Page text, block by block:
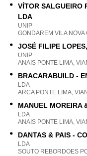
VÍTOR SALGUEIRO
LDA
UNIP
GONDAREM VILA
JOSÉ FILIPE
UNIP
ANAIS PONTE LIMA,
BRACARABUILD -
LDA
ARCA PONTE LIMA,
MANUEL MOREIRA
LDA
ANAIS PONTE LIMA,
DANTAS & PAIS -
LDA
SOUTO REBORDOES